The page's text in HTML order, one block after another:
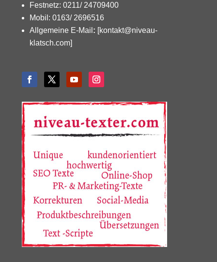
Festnetz: 0211/ 24709400
Mobil: 0163/ 2696516
Allgemeine E-Mail : [kontakt@niveau-
klatsch.com]